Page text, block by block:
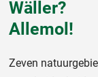
Wäller?
Allemol!
Zeven